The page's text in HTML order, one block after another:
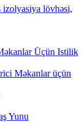
lövhəsi,
Üçün Istilik
Məkanlar üçün
Yunu